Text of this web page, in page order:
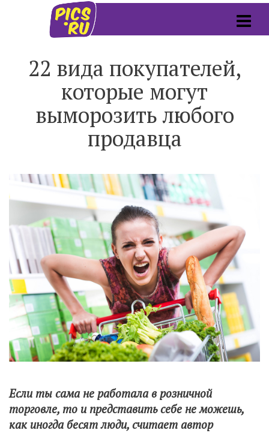
22 вида покупателей,
которые могут
выморозить любого
продавца
Если ты сама не работала в розничной
торговле, то и представить себе не можешь,
как иногда бесят люди, считает автор